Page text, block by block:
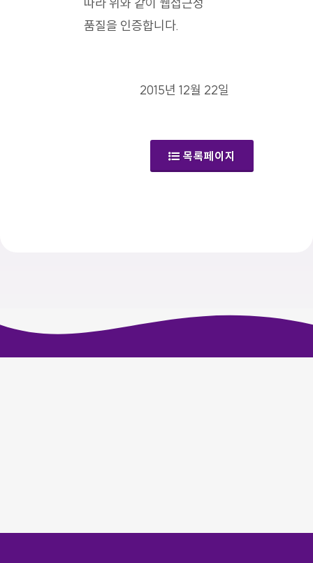
품질을 인증합니다.
2015년 12월 22일
목록페이지